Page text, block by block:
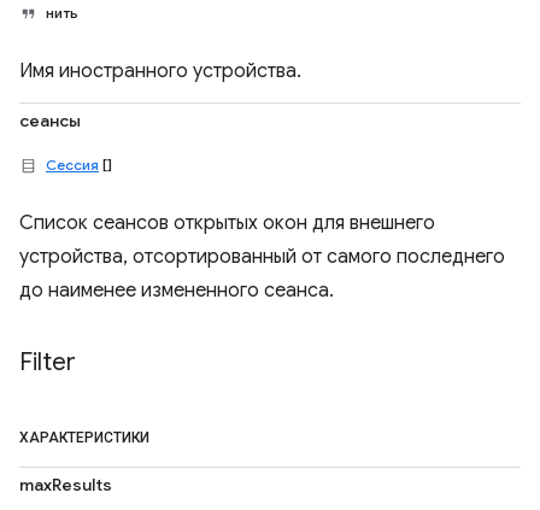
нить
Имя иностранного устройства.
сеансы
Сессия []
Список сеансов открытых окон для внешнего
устройства, отсортированный от самого последнего
до наименее измененного сеанса.
Filter
ХАРАКТЕРИСТИКИ
maxResults